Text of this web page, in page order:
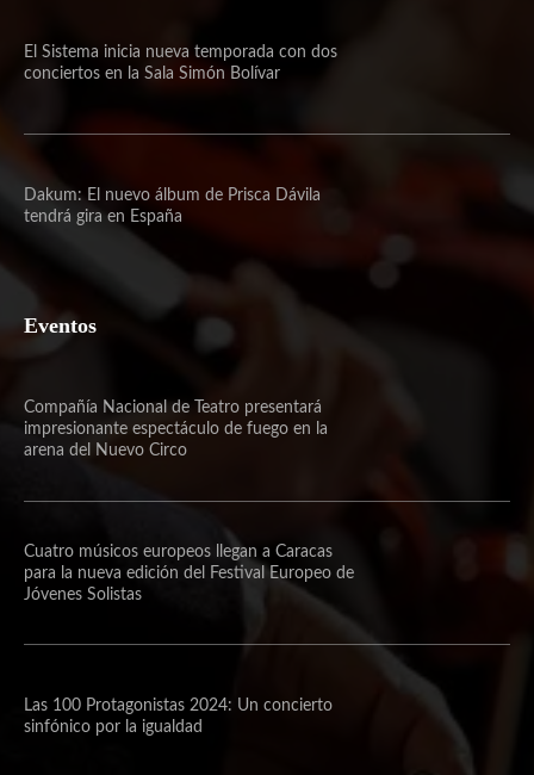
El Sistema inicia nueva temporada con dos
conciertos en la Sala Simón Bolívar
Dakum: El nuevo álbum de Prisca Dávila
tendrá gira en España
Eventos
Compañía Nacional de Teatro presentará
impresionante espectáculo de fuego en la
arena del Nuevo Circo
Cuatro músicos europeos llegan a Caracas
para la nueva edición del Festival Europeo de
Jóvenes Solistas
Las 100 Protagonistas 2024: Un concierto
sinfónico por la igualdad